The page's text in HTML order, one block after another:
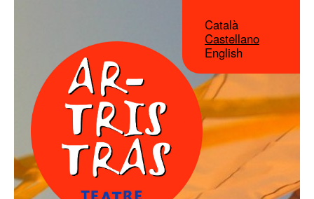
Català
Castellano
English